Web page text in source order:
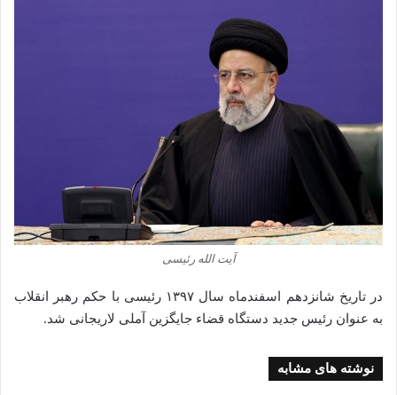
آیت الله رئیسی
در تاریخ شانزدهم اسفندماه سال ۱۳۹۷ رئیسی با حکم رهبر انقلاب
به عنوان رئیس جدید دستگاه قضاء جایگزین آملی لاریجانی شد.
نوشته های مشابه